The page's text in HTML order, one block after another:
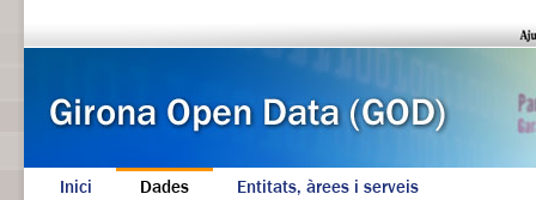
Inici Dades Entitats, àrees i serveis